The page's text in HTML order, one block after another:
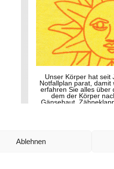
Ablehnen
Unser Körper hat seit
Notfallplan parat,
erfahren Sie alles über
dem der Körper
Gänsehaut,